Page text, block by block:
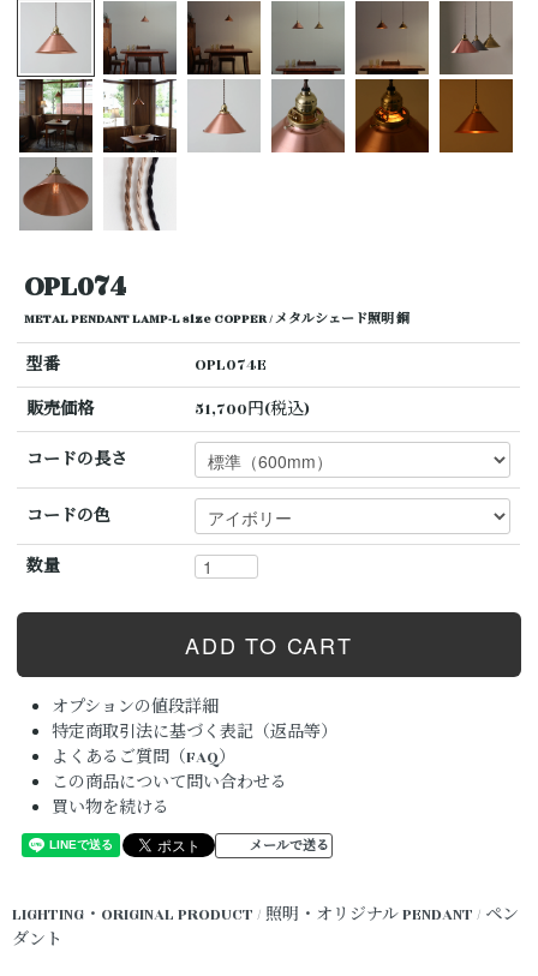
OPL074
METAL PENDANT LAMP-L size COPPER / メタルシェード照明 銅
型番
OPL074E
販売価格
51,700円(税込)
コードの長さ
コードの色
数量
オプションの値段詳細
特定商取引法に基づく表記（返品等）
よくあるご質問（FAQ）
この商品について問い合わせる
買い物を続ける
メールで送る
LIGHTING・ORIGINAL PRODUCT / 照明・オリジナルPENDANT / ペン
ダント